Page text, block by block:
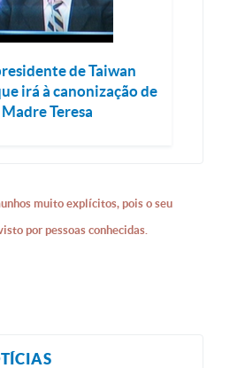
de Taiwan
irá à canonização de
Madre Teresa
muito explícitos, pois o seu
por pessoas conhecidas.